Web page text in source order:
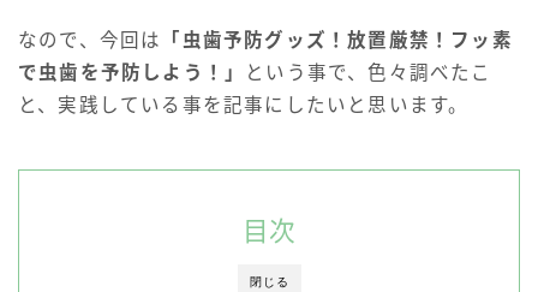
なので、今回は
「虫歯予防グッズ！放置厳禁！フッ素
で虫歯を予防しよう！」
という事で、色々調べたこ
と、実践している事を記事にしたいと思います。
閉じる
目次